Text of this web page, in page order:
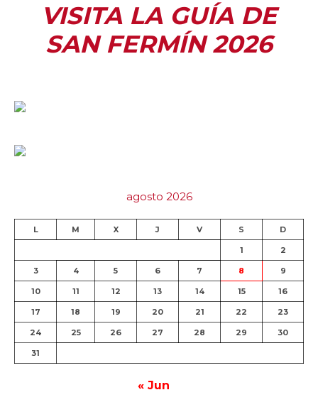
VISITA LA GUÍA DE
SAN FERMÍN 2026
agosto 2026
L M X J V S D
1 2
3 4 5 6 7 8 9
10 11 12 13 14 15 16
17 18 19 20 21 22 23
24 25 26 27 28 29 30
31
« Jun